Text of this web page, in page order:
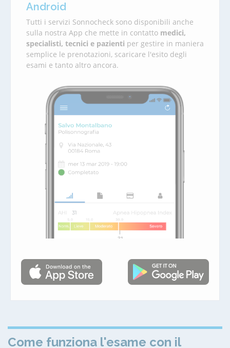
Android
Tutti i servizi Sonnocheck sono disponibili anche
sulla nostra App che mette in contatto medici,
specialisti, tecnici e pazienti per gestire in maniera
semplice le prenotazioni, scaricare l'esito degli
esami e tanto altro ancora.
Come funziona l'esame con il